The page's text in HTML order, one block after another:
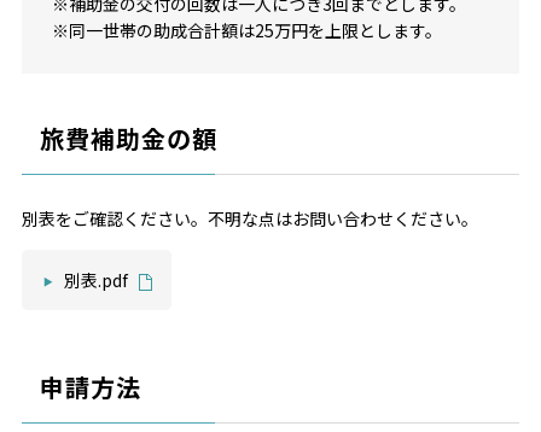
※同一世帯の助成合計額は25万円を上限とします。
旅費補助金の額
別表をご確認ください。不明な点はお問い合わせください。
別表.pdf
申請方法